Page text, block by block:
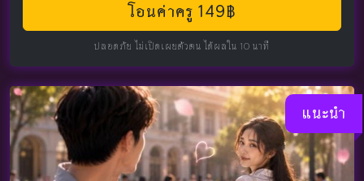
โอนค่าครู 149฿
ปลอดภัย ไม่เปิดเผยตัวตน ได้ผลใน 10 นาที
แนะนำ